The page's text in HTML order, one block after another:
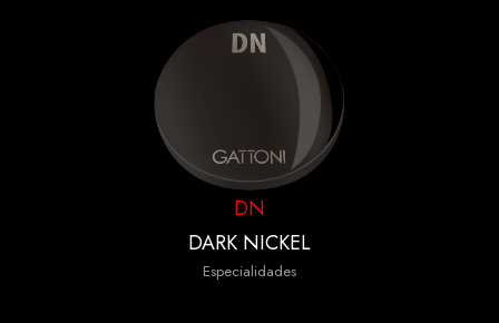
DN
DARK NICKEL
Especialidades